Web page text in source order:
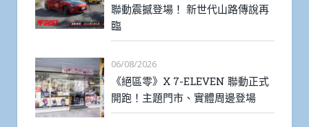
聯動震撼登場！ 新世代山路傳說再
臨
06/08/2026
《絕區零》X 7-ELEVEN 聯動正式
開跑！主題門市、實體周邊登場